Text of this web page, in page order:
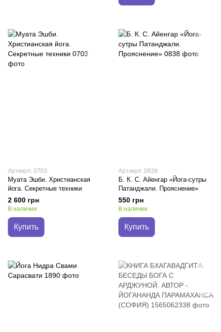
Артикул: 0703
Муата Эшби. Христианская
йога. Секретные техники
2 600 грн
В наличии
Купить
Артикул: 0838
Б. К. С. Айенгар «Йога-сутры
Патанджали. Прояснение»
550 грн
В наличии
Купить